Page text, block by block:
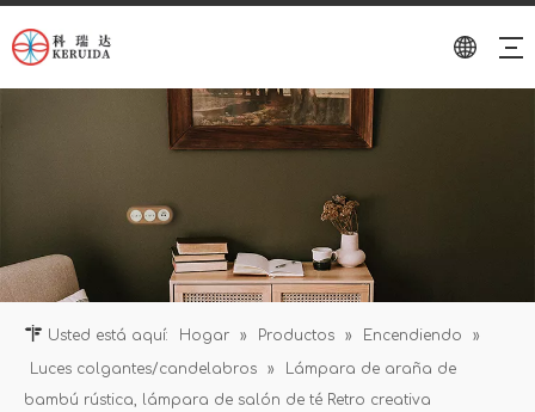
Usted está aquí: Hogar » Productos » Encendiendo
»
Luces colgantes/candelabros
»
Lámpara de araña de
bambú rústica, lámpara de salón de té Retro creativa